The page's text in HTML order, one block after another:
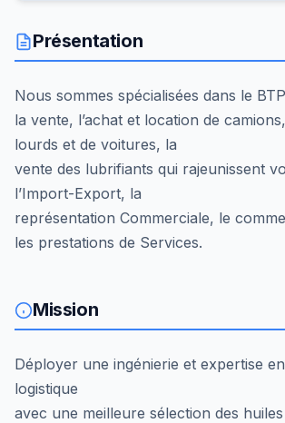
Présentation
Nous sommes spécialisées dans le
la vente, l’achat et location de
lourds et de voitures, la
vente des lubrifiants qui rajeunissent
l’Import-Export, la
représentation Commerciale, le
les prestations de Services.
Mission
Déployer une ingénierie et expertise
logistique
avec une meilleure sélection des